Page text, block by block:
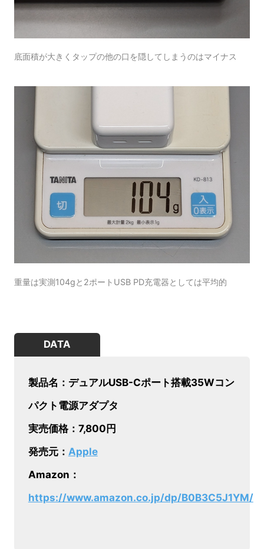
底面積が大きくタップの他の口を隠してしまうのはマイナス
重量は実測104gと2ポートUSB PD充電器としては平均的
DATA
製品名：デュアルUSB-Cポート搭載35Wコン
パクト電源アダプタ ​​​​​​​
実売価格：7,800円
発売元： Apple
Amazon：
https://www.amazon.co.jp/dp/B0B3C5J1YM/